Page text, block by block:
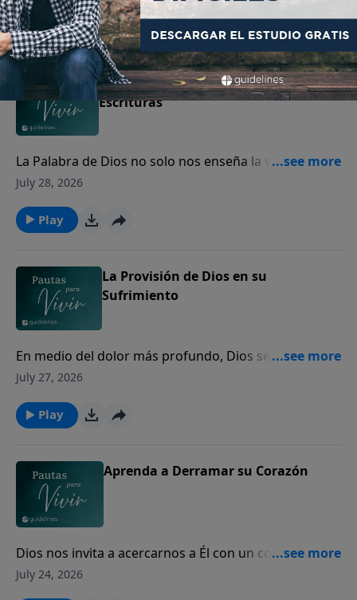
perdón.
Play
Cómo interpretar y aplicar las
Escrituras
La Palabra de Dios no solo nos enseña la verdad, sino
que transforma nuestro corazón y guía nuestra vida.
July 28, 2026
Play
La Provisión de Dios en su
Sufrimiento
En medio del dolor más profundo, Dios se acerca a
los corazones quebrantados para mostrarles Su
July 27, 2026
Play
Aprenda a Derramar su Corazón
Dios nos invita a acercarnos a Él con un corazón
sincero, incluso en nuestros momentos de mayor
July 24, 2026